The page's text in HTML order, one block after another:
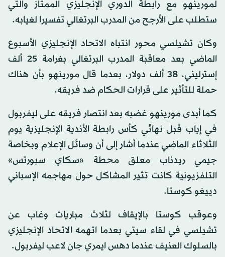
لمورينهو مع رابطة الدوري الإنجليزي الممتاز والتي
ستطلب على الأرجح من المدرب البرتغالي تفسيرا لغيابه.
وكان تشيلسي محور انتباه الاتحاد الإنجليزي الأسبوع
الماضي بعد معاقبة المدرب البرتغالي بغرامة 25 ألف
إسترليني، 38 ألف دولار، بعدما قال مورينهو بأن هناك
حملة للتأثير على قرارات الحكام ضد فريقه.
كما أبدى مورينهو غضبه بعد انتصار فريقه على ليفربول
في إياب قبل نهائي كأس رابطة الأندية الإنجليزية يوم
الثلاثاء الماضي عندما أشار إلى أن وسائل الإعلام وبخاصة
جيمي ريدناب معلق محطة «سكاي سبورتس»
التلفزيونية كانت تثير المشاكل حول مهاجمه الإسباني
دييغو كوستا.
وعوقب كوستا بالإيقاف لثلاث مباريات وغاب عن
تشيلسي في لقاء سيتي بعدما اتهمه الاتحاد الإنجليزي
بالسلوك العنيف عندما دهس ايمري جان لاعب ليفربول.